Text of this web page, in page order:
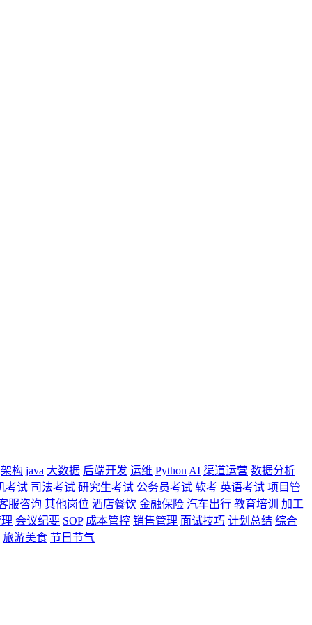
架构 java 大数据 后端开发 运维 Python AI 渠道运营 数据分析
考试 司法考试 研究生考试 公务员考试 软考 英语考试 项目管
服咨询 其他岗位 酒店餐饮 金融保险 汽车出行 教育培训
加工
会议纪要 SOP 成本管控 销售管理 面试技巧 计划总结 综合
旅游美食 节日节气